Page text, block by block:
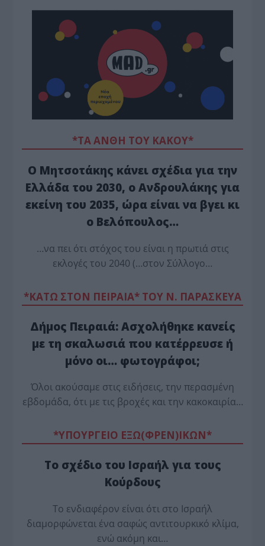
*ΤΑ ΆΝΘΗ ΤΟΥ ΚΑΚΟΎ*
Ο Μητσοτάκης κάνει σχέδια για την
Ελλάδα του 2030, ο Ανδρουλάκης για
εκείνη του 2035, ώρα είναι να βγει κι
ο Βελόπουλος…
…να πει ότι στόχος του είναι η πρωτιά στις
εκλογές του 2040 (…στον Σύλλογο…
*ΚΑΤΩ ΣΤΟΝ ΠΕΙΡΑΙΑ* ΤΟΥ Ν. ΠΑΡΑΣΚΕΥΑ
Δήμος Πειραιά: Ασχολήθηκε κανείς
με τη σκαλωσιά που κατέρρευσε ή
μόνο οι… φωτογράφοι;
Όλοι ακούσαμε στις ειδήσεις, την περασμένη
εβδομάδα, ότι με τις βροχές και την κακοκαιρία…
*ΥΠΟΥΡΓΕΙΟ ΕΞΩ(ΦΡΕΝ)ΙΚΩΝ*
Το σχέδιο του Ισραήλ για τους
Κούρδους
Το ενδιαφέρον είναι ότι στο Ισραήλ
διαμορφώνεται ένα σαφώς αντιτουρκικό κλίμα,
ενώ ακόμη και…